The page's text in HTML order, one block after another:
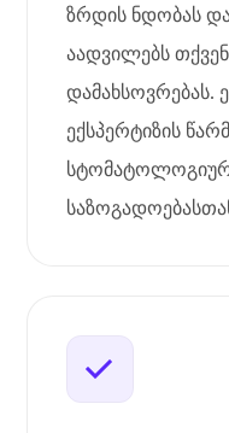
ზრდის ნდობას და
აადვილებს
დამახსოვრებას.
ექსპერტიზის